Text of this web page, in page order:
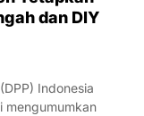
dan DIY
Indonesia
mengumumkan